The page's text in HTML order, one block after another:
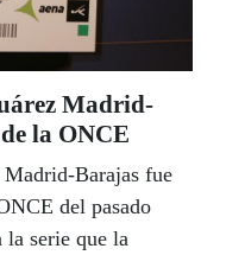
Madrid-
la ONCE
Barajas fue
del pasado
la serie que la